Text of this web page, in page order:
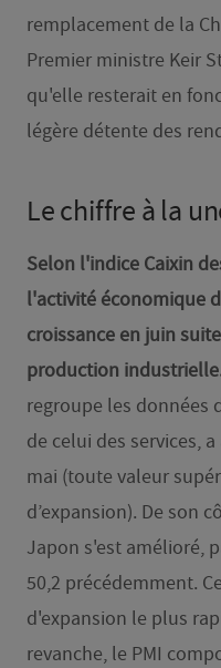
remplacement de la
Premier ministre Keir
qu'elle resterait en
légère détente des
Le chiffre à la
Selon l'indice Caixin
l'activité économique
croissance en juin
production
regroupe les données
de celui des services,
mai (toute valeur
d’expansion). De son
Japon s'est amélioré,
50,2 précédemment.
d'expansion le plus
revanche, le PMI